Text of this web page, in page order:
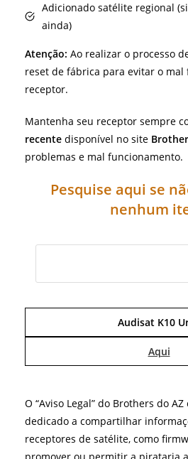
Adicionado satélite regional
ainda)
Atenção: Ao realizar o processo
reset de fábrica para evitar o
receptor.
Mantenha seu receptor sempre
recente disponível no site
problemas e mal funcionamento.
Pesquise aqui se
nenhum
Audisat K10
Aqui
O “Aviso Legal” do Brothers do
dedicado a compartilhar
receptores de satélite, como